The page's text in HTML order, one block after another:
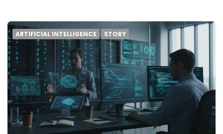
ARTIFICIAL INTELLIGENCE STORY